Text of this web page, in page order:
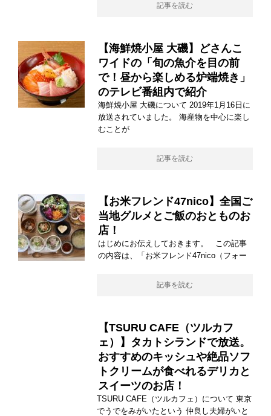
記事を読む
【海鮮焼小屋 大磯】どさんこ
ワイドの「旬の魚介を目の前
で！昼から楽しめる炉端焼き」
のテレビ番組内で紹介
海鮮焼小屋 大磯について 2019年1月16日に
放送されていました。 海産物を中心に楽し
むことが
記事を読む
【お米フレンド47nico】全国ご
当地グルメとご飯のおとものお
店！
はじめにお伝えしておきます。 この記事
の内容は、「お米フレンド47nico（フォー
記事を読む
【TSURU CAFE（ツルカフ
ェ）】タカトシランドで放送。
おすすめのキッシュや絶品ソフ
トクリームが食べれるデリカと
スイーツのお店！
TSURU CAFE（ツルカフェ）について 東京
でうでをみがいたという 仲良し夫婦がいと